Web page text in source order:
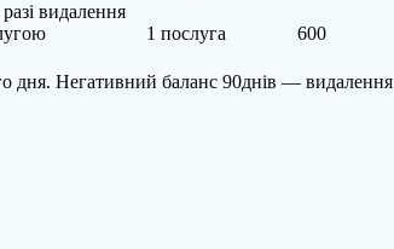
видалення
1 послуга 600
дня. Негативний баланс 90днів — видалення